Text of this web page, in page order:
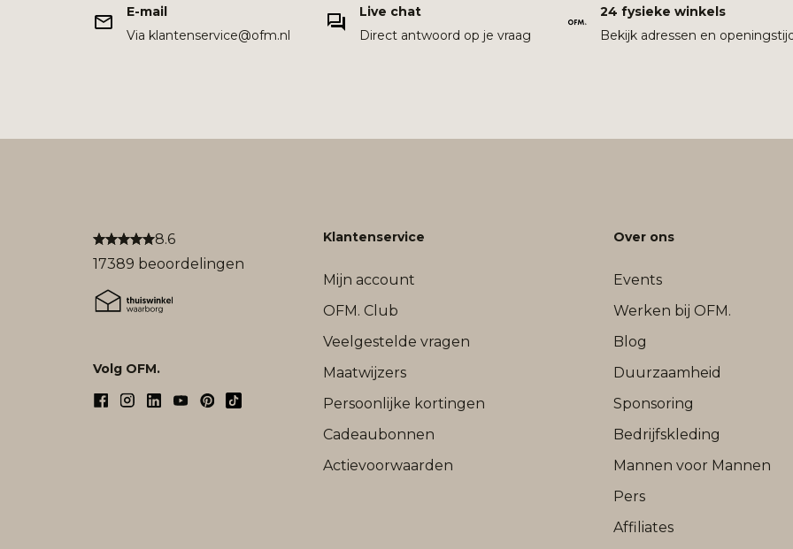
E-mail
Via klantenservice@ofm.nl
Live chat
Direct antwoord op je vraag
24 fysieke winkels
Bekijk adressen en
8.6
17389 beoordelingen
Volg OFM.
Klantenservice
Mijn account
OFM. Club
Veelgestelde vragen
Maatwijzers
Persoonlijke kortingen
Cadeaubonnen
Actievoorwaarden
Over ons
Events
Werken bij OFM.
Blog
Duurzaamheid
Sponsoring
Bedrijfskleding
Mannen voor Mannen
Pers
Affiliates